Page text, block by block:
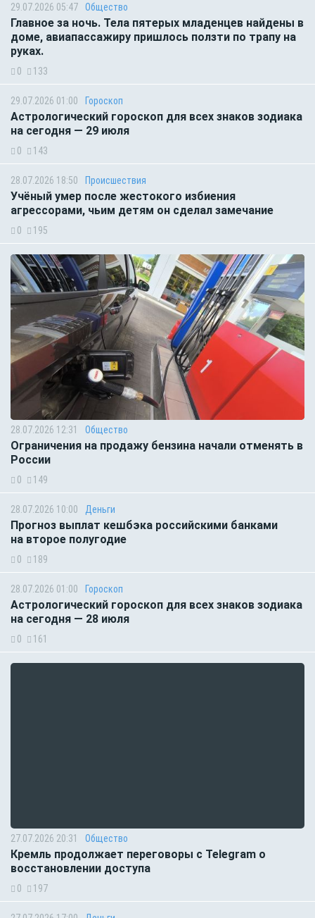
29.07.2026 05:47 Общество
Главное за ночь. Тела пятерых младенцев найдены в
доме, авиапассажиру пришлось ползти по трапу на
руках.
0 133
29.07.2026 01:00 Гороскоп
Астрологический гороскоп для всех знаков зодиака
на сегодня — 29 июля
0 143
28.07.2026 18:50 Происшествия
Учёный умер после жестокого избиения
агрессорами, чьим детям он сделал замечание
0 195
28.07.2026 12:31 Общество
Ограничения на продажу бензина начали отменять в
России
0 149
28.07.2026 10:00 Деньги
Прогноз выплат кешбэка российскими банками
на второе полугодие
0 189
28.07.2026 01:00 Гороскоп
Астрологический гороскоп для всех знаков зодиака
на сегодня — 28 июля
0 161
27.07.2026 20:31 Общество
Кремль продолжает переговоры с Telegram о
восстановлении доступа
0 197